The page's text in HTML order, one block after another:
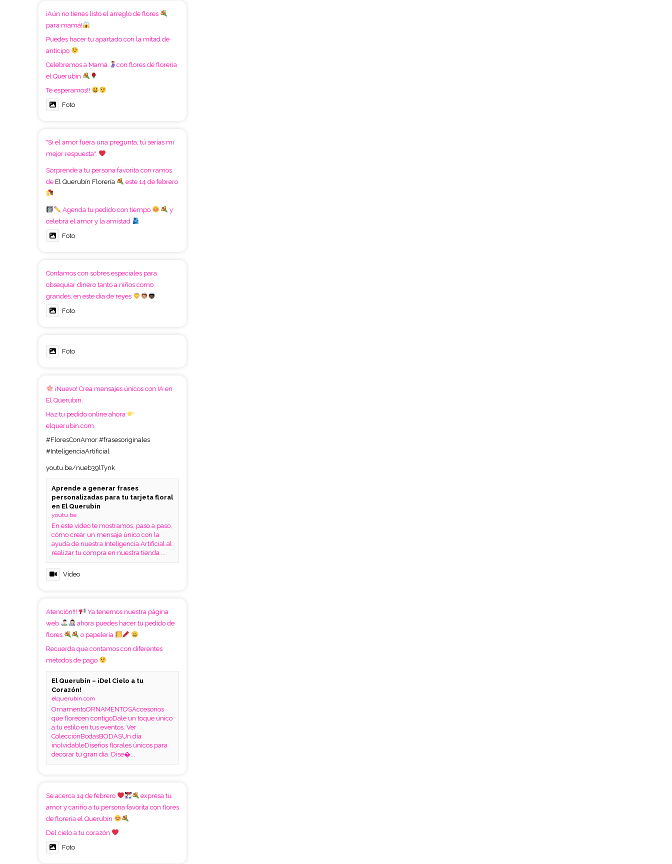
¡Aún no tienes listo el arreglo de flores
para mamá!
Puedes hacer tu apartado con la mitad de
anticipo
Celebremos a Mamá
con flores de floreria
el Querubín
Te esperamos!!
Foto
"Si el amor fuera una pregunta, tú serías mi
mejor respuesta".
Sorprende a tu persona favorita con ramos
de El Querubín Florería este 14 de febrero
Agenda tu pedido con tiempo
y
celebra el amor y la amistad
Foto
Contamos con sobres especiales para
obsequiar dinero tanto a niños como
grandes, en este día de reyes
Foto
Foto
¡Nuevo! Crea mensajes únicos con IA en
El Querubín.
Haz tu pedido online ahora
elquerubin.com
#FloresConAmor #frasesoriginales
#InteligenciaArtificial
youtu.be/nueb39lTynk
Aprende a generar frases
personalizadas para tu tarjeta floral
en El Querubín
youtu.be
En este video te mostramos, paso a paso,
cómo crear un mensaje único con la
ayuda de nuestra Inteligencia Artificial al
realizar tu compra en nuestra tienda ...
Video
Atención!!!
Ya tenemos nuestra página
web
ahora puedes hacer tu pedido de
flores
o papelería
Recuerda que contamos con diferentes
métodos de pago
El Querubín – ¡Del Cielo a tu
Corazón!
elquerubin.com
OrnamentoORNAMENTOSAccesorios
que florecen contigoDale un toque único
a tu estilo en tus eventos. Ver
ColecciónBodasBODASUn día
inolvidableDiseños florales únicos para
decorar tu gran día. Dise�...
Se acerca 14 de febrero
expresa tu
amor y cariño a tu persona favorita con flores
de floreria el Querubín
Del cielo a tu corazón
Foto